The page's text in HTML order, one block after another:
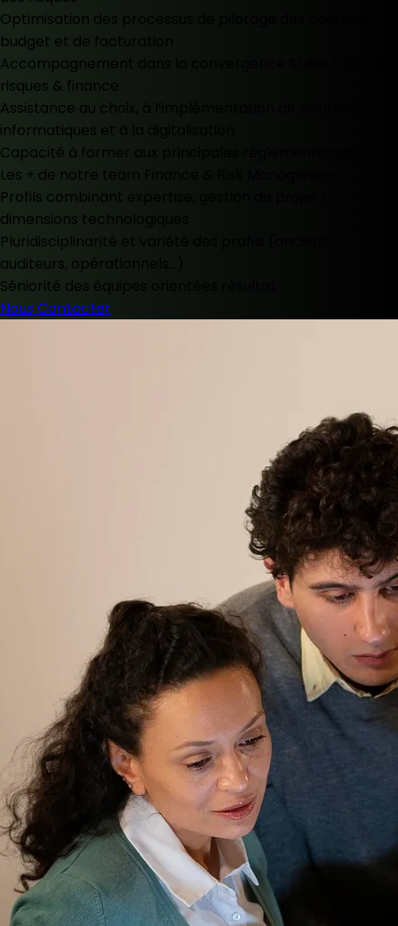
Optimisation des processus de pilotage des coûts, de
budget et de facturation
Accompagnement dans la convergence SI des fonctions
risques & finance
Assistance au choix, à l’implémentation de solutions
informatiques et à la digitalisation
Capacité à former aux principales réglementations
Les + de notre team Finance & Risk Management :
Profils combinant expertise, gestion de projet et
dimensions technologiques
Pluridisciplinarité et variété des profils (anciens
auditeurs, opérationnels…)
Séniorité des équipes orientées résultat
Nous Contacter